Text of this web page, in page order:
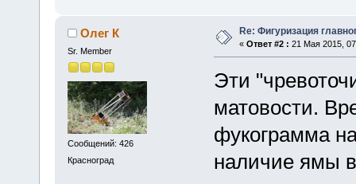
Олег К
Sr. Member
Сообщений: 426
Красноград
Re: Фигуризация
« Ответ #2 : 21 Мая 2015,
Эти
матовости.
фукограмма
наличие ямы